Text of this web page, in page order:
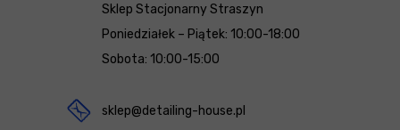
Sklep Stacjonarny Straszyn
Poniedziałek – Piątek: 10:00-18:00
Sobota: 10:00-15:00
sklep@detailing-house.pl